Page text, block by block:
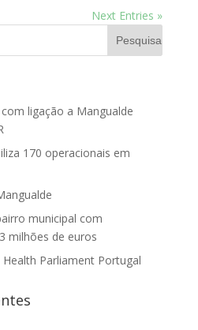
Next Entries »
ligação a Mangualde
170 operacionais em
municipal com
milhões de euros
Parliament Portugal